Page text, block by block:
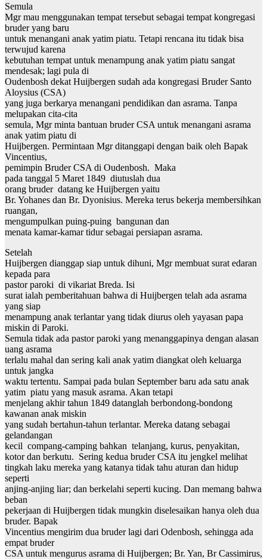
Semula
Mgr mau menggunakan tempat tersebut sebagai tempat kongregasi
bruder yang baru
untuk menangani anak yatim piatu. Tetapi rencana itu tidak bisa
terwujud karena
kebutuhan tempat untuk menampung anak yatim piatu sangat
mendesak; lagi pula di
Oudenbosh dekat Huijbergen sudah ada kongregasi Bruder Santo
Aloysius (CSA)
yang juga berkarya menangani pendidikan dan asrama. Tanpa
melupakan cita-cita
semula, Mgr minta bantuan bruder CSA untuk menangani asrama
anak yatim piatu di
Huijbergen. Permintaan Mgr ditanggapi dengan baik oleh Bapak
Vincentius,
pemimpin Bruder CSA di Oudenbosh. Maka
pada tanggal 5 Maret 1849 diutuslah dua
orang bruder datang ke Huijbergen yaitu
Br. Yohanes dan Br. Dyonisius. Mereka terus bekerja membersihkan
ruangan,
mengumpulkan puing-puing bangunan dan
menata kamar-kamar tidur sebagai persiapan asrama.
Setelah
Huijbergen dianggap siap untuk dihuni, Mgr membuat surat edaran
kepada para
pastor paroki di vikariat Breda. Isi
surat ialah pemberitahuan bahwa di Huijbergen telah ada asrama
yang siap
menampung anak terlantar yang tidak diurus oleh yayasan papa
miskin di Paroki.
Semula tidak ada pastor paroki yang menanggapinya dengan alasan
uang asrama
terlalu mahal dan sering kali anak yatim diangkat oleh keluarga
untuk jangka
waktu tertentu. Sampai pada bulan September baru ada satu anak
yatim piatu yang masuk asrama. Akan tetapi
menjelang akhir tahun 1849 datanglah berbondong-bondong
kawanan anak miskin
yang sudah bertahun-tahun terlantar. Mereka datang sebagai
gelandangan
kecil compang-camping bahkan telanjang, kurus, penyakitan,
kotor dan berkutu. Sering kedua bruder CSA itu jengkel melihat
tingkah laku mereka yang katanya tidak tahu aturan dan hidup
seperti
anjing-anjing liar; dan berkelahi seperti kucing. Dan memang bahwa
beban
pekerjaan di Huijbergen tidak mungkin diselesaikan hanya oleh dua
bruder. Bapak
Vincentius mengirim dua bruder lagi dari Odenbosh, sehingga ada
empat bruder
CSA untuk mengurus asrama di Huijbergen; Br. Yan, Br Cassimirus,